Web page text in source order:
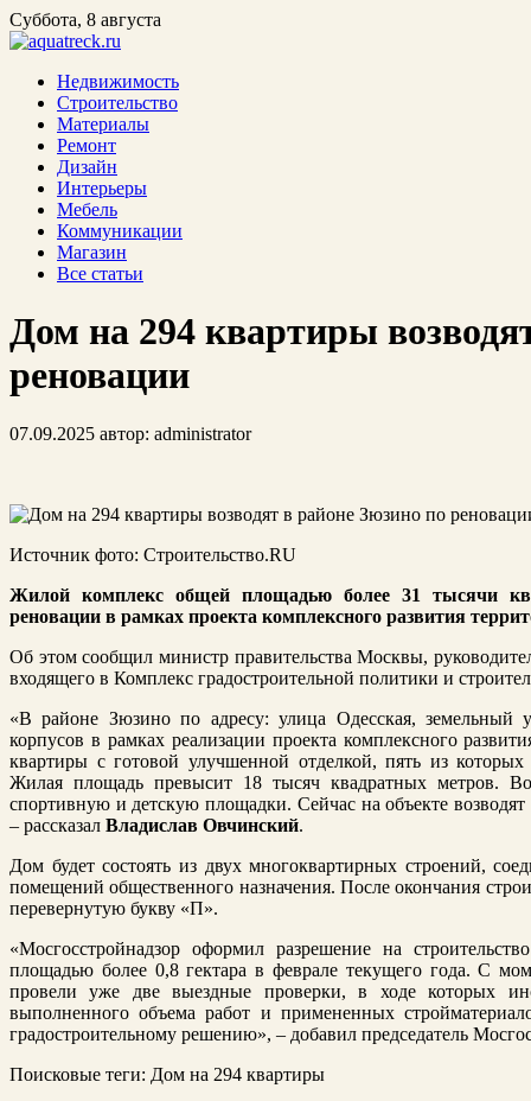
Суббота, 8 августа
Недвижимость
Строительство
Материалы
Ремонт
Дизайн
Интерьеры
Мебель
Коммуникации
Магазин
Все статьи
Дом на 294 квартиры
реновации
07.09.2025 автор: administrator
Источник фото: Строительство.RU
Жилой комплекс общей площадью более 31 тысячи
реновации в рамках проекта комплексного развития
Об этомсообщил министр правительства Москвы,
входящего в Комплекс градостроительной политики и
«В районе Зюзино по адресу: улица Одесская, земельный
корпусов в рамках реализации проекта комплексного
квартиры с готовой улучшенной отделкой, пять из
Жилая площадь превысит 18 тысяч квадратных метров.
спортивную и детскую площадки. Сейчас на объекте
– рассказал Владислав Овчинский.
Дом будет состоять из двух многоквартирных строений,
помещений общественного назначения. После окончания
перевернутую букву «П».
«Мосгосстройнадзор оформил разрешение на
площадью более 0,8 гектара в феврале текущего года. С
провели уже две выездные проверки, в ходе которых
выполненного объема работ и примененных
градостроительному решению», – добавил председатель
Поисковые теги: Дом на 294 квартиры